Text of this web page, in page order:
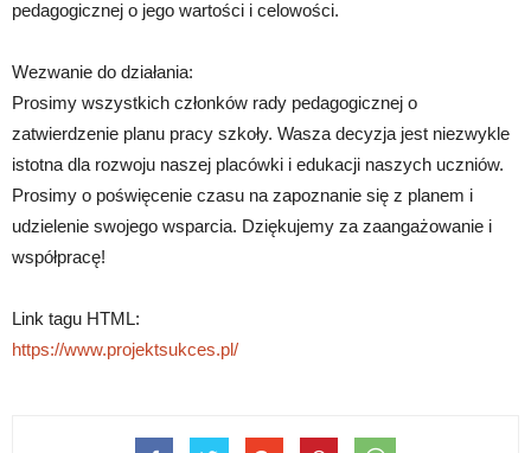
pedagogicznej o jego wartości i celowości.
Wezwanie do działania:
Prosimy wszystkich członków rady pedagogicznej o
zatwierdzenie planu pracy szkoły. Wasza decyzja jest niezwykle
istotna dla rozwoju naszej placówki i edukacji naszych uczniów.
Prosimy o poświęcenie czasu na zapoznanie się z planem i
udzielenie swojego wsparcia. Dziękujemy za zaangażowanie i
współpracę!
Link tagu HTML:
https://www.projektsukces.pl/